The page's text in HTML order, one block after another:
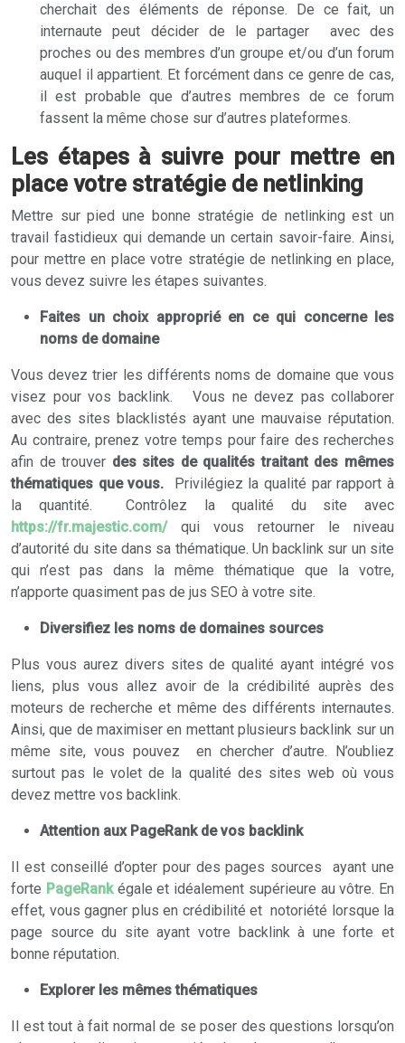
cherchait des éléments de réponse. De ce fait, un
internaute peut décider de le partager avec des
proches ou des membres d’un groupe et/ou d’un forum
auquel il appartient. Et forcément dans ce genre de cas,
il est probable que d’autres membres de ce forum
fassent la même chose sur d’autres plateformes.
Les étapes à suivre pour mettre en
place votre stratégie de netlinking
Mettre sur pied une bonne stratégie de netlinking est un
travail fastidieux qui demande un certain savoir-faire. Ainsi,
pour mettre en place votre stratégie de netlinking en place,
vous devez suivre les étapes suivantes.
Faites un choix approprié en ce qui concerne les
noms de domaine
Vous devez trier les différents noms de domaine que vous
visez pour vos backlink. Vous ne devez pas collaborer
avec des sites blacklistés ayant une mauvaise réputation.
Au contraire, prenez votre temps pour faire des recherches
afin de trouver des sites de qualités traitant des mêmes
thématiques que vous. Privilégiez la qualité par rapport à
la quantité. Contrôlez la qualité du site avec
https://fr.majestic.com/qui vous retourner le niveau
d’autorité du site dans sa thématique. Un backlink sur un site
qui n’est pas dans la même thématique que la votre,
n’apporte quasiment pas de jus SEO à votre site.
Diversifiez les noms de domaines sources
Plus vous aurez divers sites de qualité ayant intégré vos
liens, plus vous allez avoir de la crédibilité auprès des
moteurs de recherche et même des différents internautes.
Ainsi, que de maximiser en mettant plusieurs backlink sur un
même site, vous pouvez en chercher d’autre. N’oubliez
surtout pas le volet de la qualité des sites web où vous
devez mettre vos backlink.
Attention aux PageRank de vos backlink
Il est conseillé d’opter pour des pages sources ayant une
forte PageRankégale et idéalement supérieure au vôtre. En
effet, vous gagner plus en crédibilité et notoriété lorsque la
page source du site ayant votre backlink à une forte et
bonne réputation.
Explorer les mêmes thématiques
Il est tout à fait normal de se poser des questions lorsqu’on